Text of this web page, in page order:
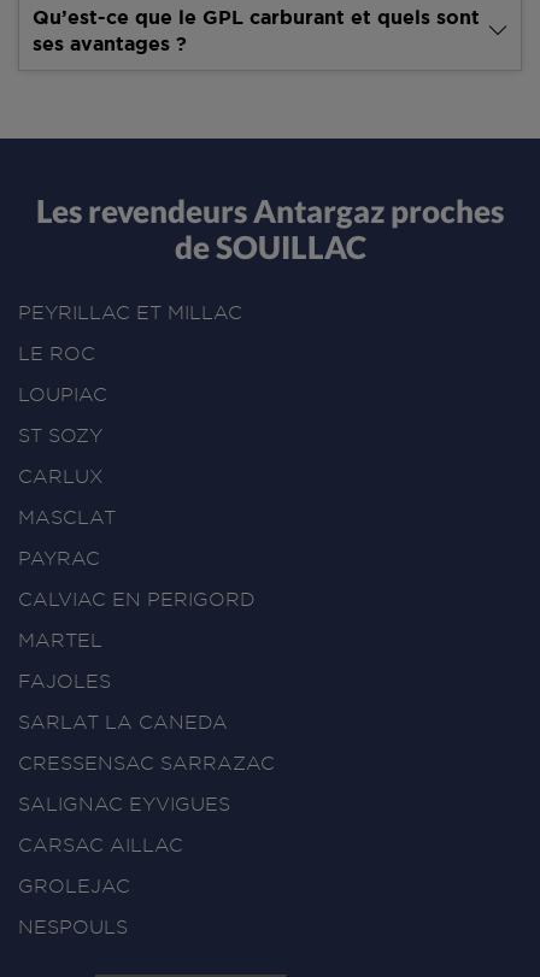
Qu’est-ce que le GPL carburant et quels sont
ses avantages ?
Les revendeurs Antargaz proches
de SOUILLAC
PEYRILLAC ET MILLAC
LE ROC
LOUPIAC
ST SOZY
CARLUX
MASCLAT
PAYRAC
CALVIAC EN PERIGORD
MARTEL
FAJOLES
SARLAT LA CANEDA
CRESSENSAC SARRAZAC
SALIGNAC EYVIGUES
CARSAC AILLAC
GROLEJAC
NESPOULS